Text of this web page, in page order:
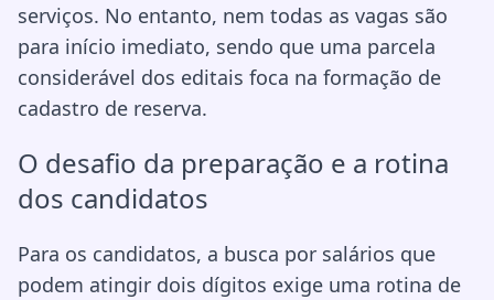
serviços. No entanto, nem todas as vagas são
para início imediato, sendo que uma parcela
considerável dos editais foca na formação de
cadastro de reserva.
O desafio da preparação e a rotina
dos candidatos
Para os candidatos, a busca por salários que
podem atingir dois dígitos exige uma rotina de